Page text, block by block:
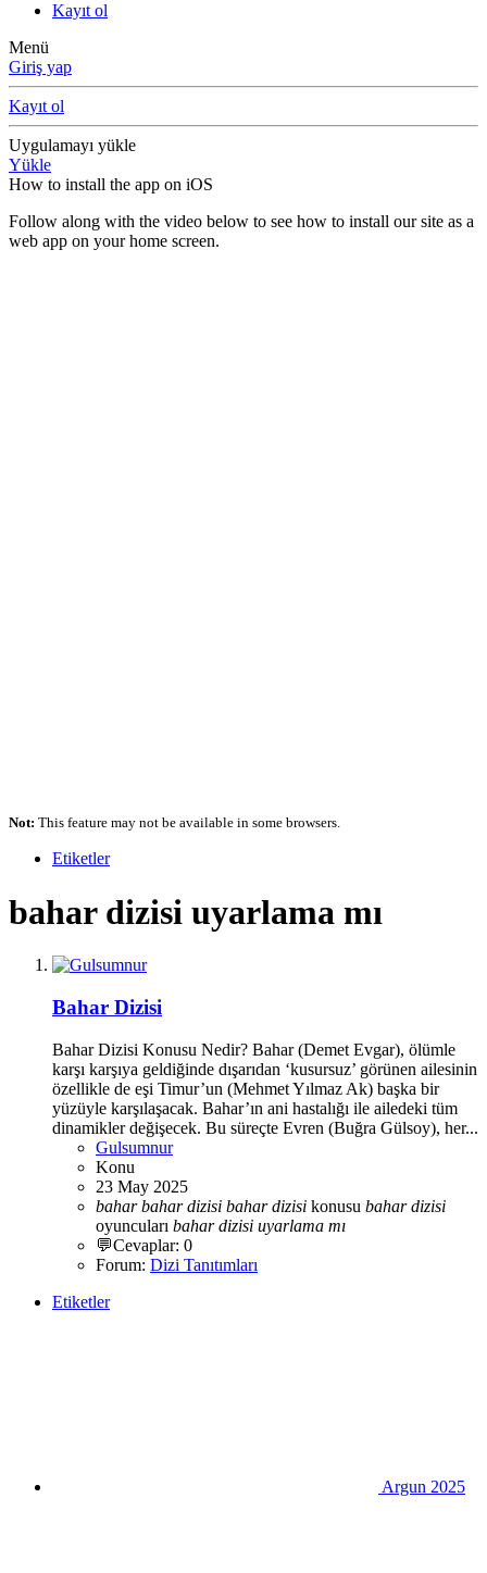
Kayıt ol
Menü
Giriş yap
Kayıt ol
Uygulamayı yükle
Yükle
How to install the app on iOS
Follow along with the video below to see how to install our site as a
web app on your home screen.
Not: This feature may not be available in some browsers.
Etiketler
bahar dizisi uyarlama mı
Bahar Dizisi
Bahar Dizisi Konusu Nedir? Bahar (Demet Evgar), ölümle
karşı karşıya geldiğinde dışarıdan ‘kusursuz’ görünen ailesinin
özellikle de eşi Timur’un (Mehmet Yılmaz Ak) başka bir
yüzüyle karşılaşacak. Bahar’ın ani hastalığı ile ailedeki tüm
dinamikler değişecek. Bu süreçte Evren (Buğra Gülsoy), her...
Gulsumnur
Konu
23 May 2025
bahar bahar dizisi bahar dizisi konusu bahar dizisi
oyuncuları bahar dizisi uyarlama mı
💬Cevaplar: 0
Forum: Dizi Tanıtımları
Etiketler
Argun 2025